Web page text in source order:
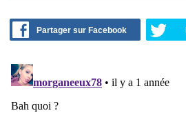
Partager sur Facebook